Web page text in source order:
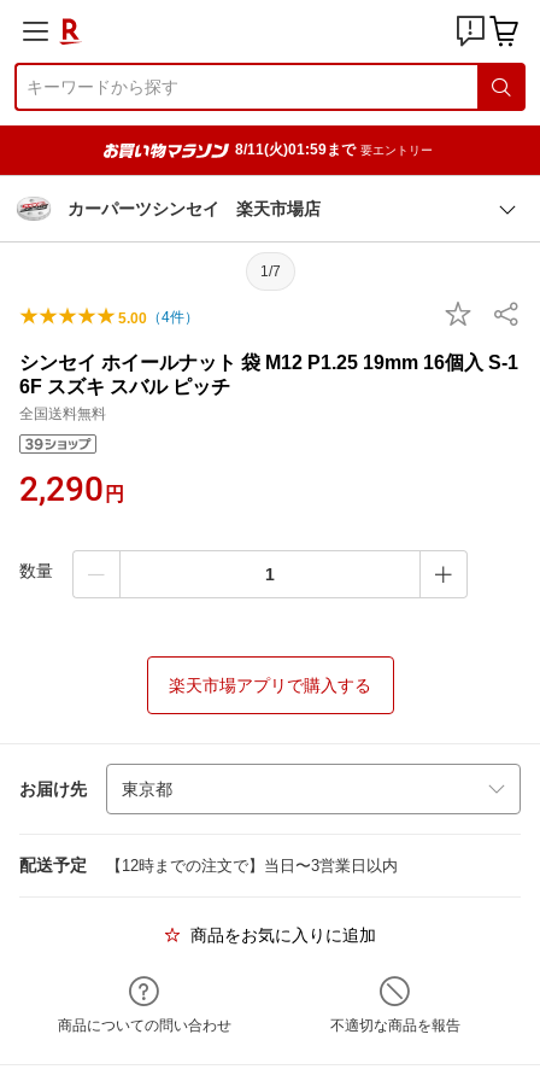
8/11(火)01:59まで 要エントリー
カーパーツシンセイ 楽天市場店
1/7
5.00 （4件）
シンセイ ホイールナット 袋 M12 P1.25 19mm 16個入 S-1
6F スズキ スバル ピッチ
全国送料無料
2,290 円
数量
楽天市場アプリで購入する
お届け先
配送予定 【12時までの注文で】当日〜3営業日以内
商品をお気に入りに追加
商品についての問い合わせ 不適切な商品を報告